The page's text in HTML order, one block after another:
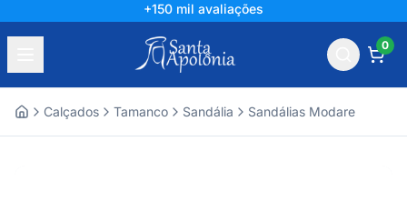
+150 mil avaliações
0
Calçados Tamanco Sandália Sandálias Modare